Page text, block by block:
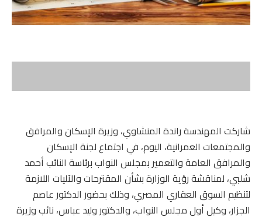
شاركت المهندسة راندة المنشاوي، وزيرة الإسكان والمرافق
والمجتمعات العمرانية، اليوم، في اجتماع لجنة الإسكان
والمرافق العامة والتعمير بمجلس النواب برئاسة النائب أحمد
شلبي، لمناقشة رؤية الوزارة بشأن المقترحات والآليات اللازمة
لتنظيم السوق العقاري المصري، وذلك بحضور الدكتور عاصم
الجزار، وكيل أول مجلس النواب، والدكتور وليد عباس، نائب وزيرة